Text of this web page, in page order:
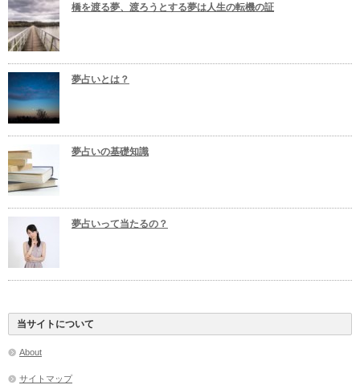
橋を渡る夢、渡ろうとする夢は人生の転機の証
夢占いとは？
夢占いの基礎知識
夢占いって当たるの？
当サイトについて
About
サイトマップ